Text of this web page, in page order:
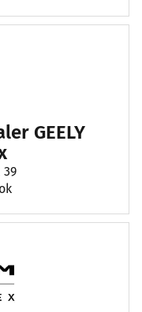
GEELY
39